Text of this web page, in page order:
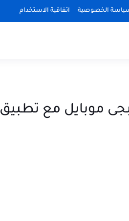
الخصوصية اتفاقية الاستخدام
موبايل مع تطبيق